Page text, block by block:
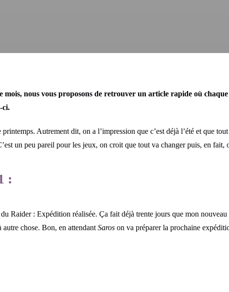
mois, nous vous proposons de retrouver un article rapide où
ci.
printemps. Autrement dit, on a l’impression que c’est déjà l’été et que
un peu pareil pour les jeux, on croit que tout va changer puis, en fait,
:
Raider : Expédition réalisée. Ça fait déjà trente jours que mon
autre chose. Bon, en attendant Saros on va préparer la prochaine